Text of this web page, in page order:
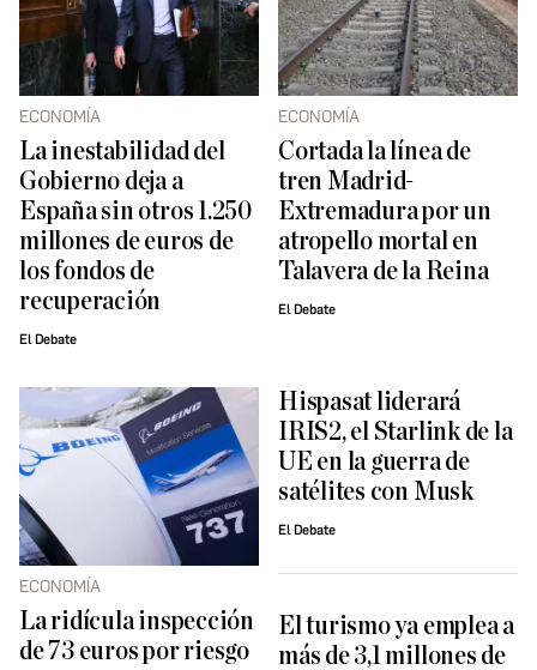
ECONOMÍA
La inestabilidad del
Gobierno deja a
España sin otros 1.250
millones de euros de
los fondos de
recuperación
El Debate
ECONOMÍA
Cortada la línea de
tren Madrid-
Extremadura por un
atropello mortal en
Talavera de la Reina
El Debate
ECONOMÍA
La ridícula inspección
de 73 euros por riesgo
Hispasat liderará
IRIS2, el Starlink de la
UE en la guerra de
satélites con Musk
El Debate
El turismo ya emplea a
más de 3,1 millones de